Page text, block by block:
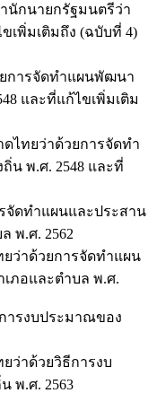
นักนายกรัฐมนตรีว่า
เพิ่มเติมถึง (ฉบับที่ 4)
ยการจัดทำแผนพัฒนา
และที่แก้ไขเพิ่มเติม
ไทยว่าด้วยการจัดทำ
น พ.ศ. 2548 และที่
จัดทำแผนและประสาน
พ.ศ. 2562
ว่าด้วยการจัดทำแผน
ภอและตำบล พ.ศ.
ารงบประมาณของ
ว่าด้วยวิธีการงบ
พ.ศ. 2563